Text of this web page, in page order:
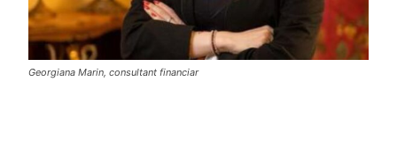
Georgiana Marin, consultant financiar